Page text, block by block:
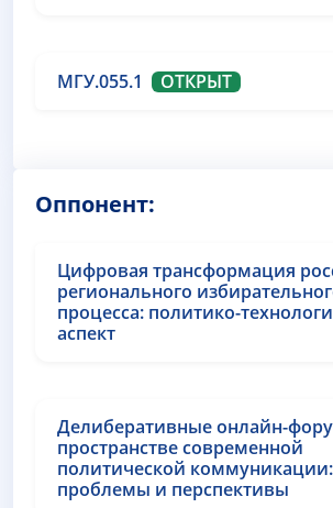
МГУ.055.1 ОТКРЫТ
Оппонент:
Цифровая трансформация
регионального
процесса: политико-
аспект
Делиберативные онлайн-
пространстве современной
политической коммуникации:
проблемы и перспективы